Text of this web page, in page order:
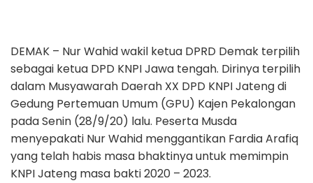
DEMAK – Nur Wahid wakil ketua DPRD Demak terpilih
sebagai ketua DPD KNPI Jawa tengah. Dirinya terpilih
dalam Musyawarah Daerah XX DPD KNPI Jateng di
Gedung Pertemuan Umum (GPU) Kajen Pekalongan
pada Senin (28/9/20) lalu. Peserta Musda
menyepakati Nur Wahid menggantikan Fardia Arafiq
yang telah habis masa bhaktinya untuk memimpin
KNPI Jateng masa bakti 2020 – 2023.